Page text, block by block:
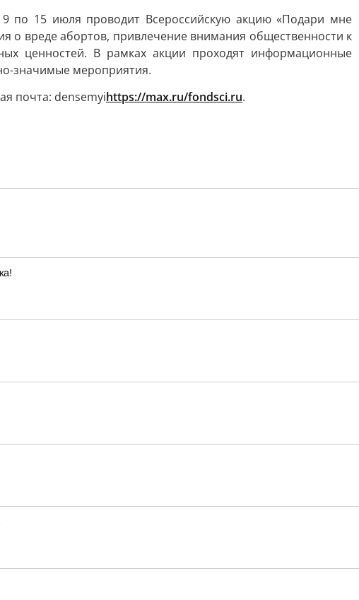
по 15 июля проводит Всероссийскую акцию «Подари мне
вреде абортов, привлечение внимания общественности к
ценностей. В рамках акции проходят информационные
значимые мероприятия.
почта: densemyihttps://max.ru/fondsci.ru.